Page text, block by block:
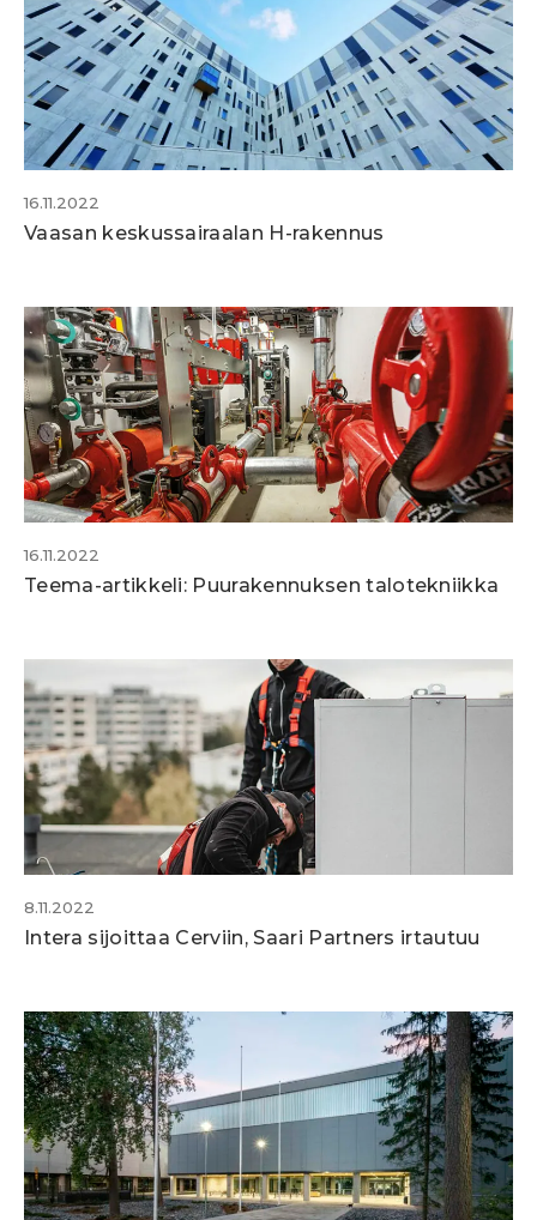
16.11.2022
Vaasan keskussairaalan H-rakennus
16.11.2022
Teema-artikkeli: Puurakennuksen talotekniikka
8.11.2022
Intera sijoittaa Cerviin, Saari Partners irtautuu